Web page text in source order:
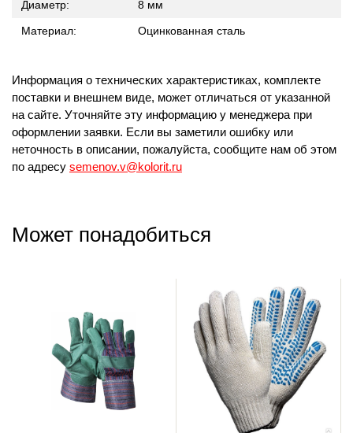
Диаметр: 8 мм
Материал: Оцинкованная сталь
Информация о технических характеристиках, комплекте
поставки и внешнем виде, может отличаться от указанной
на сайте. Уточняйте эту информацию у менеджера при
оформлении заявки. Если вы заметили ошибку или
неточность в описании, пожалуйста, сообщите нам об этом
по адресу semenov.v@kolorit.ru
Может понадобиться